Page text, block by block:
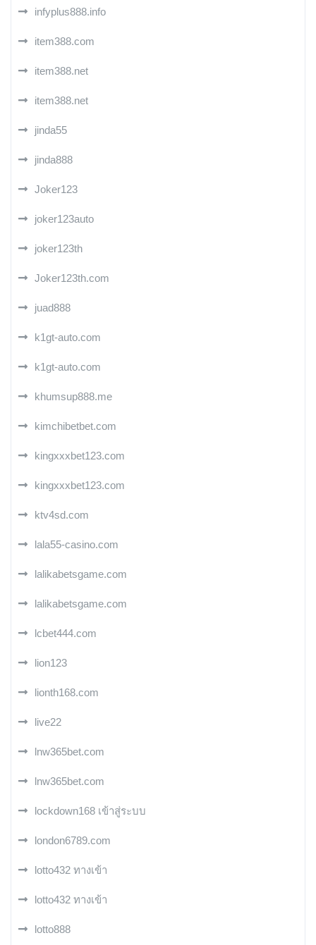
infyplus888.info
item388.com
item388.net
item388.net
jinda55
jinda888
Joker123
joker123auto
joker123th
Joker123th.com
juad888
k1gt-auto.com
k1gt-auto.com
khumsup888.me
kimchibetbet.com
kingxxxbet123.com
kingxxxbet123.com
ktv4sd.com
lala55-casino.com
lalikabetsgame.com
lalikabetsgame.com
lcbet444.com
lion123
lionth168.com
live22
lnw365bet.com
lnw365bet.com
lockdown168 เข้าสู่ระบบ
london6789.com
lotto432 ทางเข้า
lotto432 ทางเข้า
lotto888